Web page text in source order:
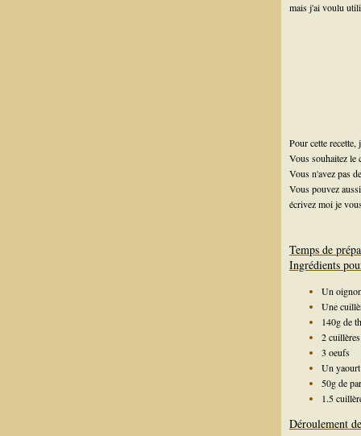
mais j'ai voulu
Pour cette
Vous souhaitez le
Vous n'avez pas
Vous pouvez
écrivez moi je
Temps de
Ingrédients
Un
Une
140g de
2
3 oeufs
Un yaourt
50g de
1.5
Déroulement